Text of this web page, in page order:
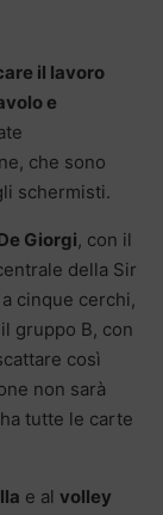
il lavoro
e
che sono
schermisti.
Giorgi, con il
della Sir
cinque cerchi,
gruppo B, con
così
non sarà
tutte le carte
e al volley